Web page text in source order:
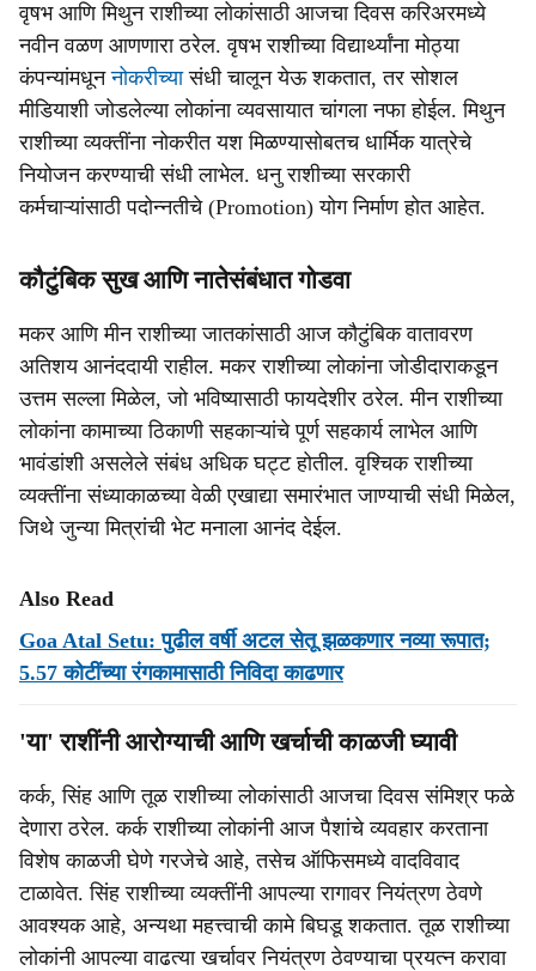
वृषभ आणि मिथुन राशीच्या लोकांसाठी आजचा दिवस करिअरमध्ये
नवीन वळण आणणारा ठरेल. वृषभ राशीच्या विद्यार्थ्यांना मोठ्या
कंपन्यांमधूननोकरीच्यासंधी चालून येऊ शकतात, तर सोशल
मीडियाशी जोडलेल्या लोकांना व्यवसायात चांगला नफा होईल. मिथुन
राशीच्या व्यक्तींना नोकरीत यश मिळण्यासोबतच धार्मिक यात्रेचे
नियोजन करण्याची संधी लाभेल. धनु राशीच्या सरकारी
कर्मचाऱ्यांसाठी पदोन्नतीचे (Promotion) योग निर्माण होत आहेत.
कौटुंबिक सुख आणि नातेसंबंधात गोडवा
मकर आणि मीन राशीच्या जातकांसाठी आज कौटुंबिक वातावरण
अतिशय आनंददायी राहील. मकर राशीच्या लोकांना जोडीदाराकडून
उत्तम सल्ला मिळेल, जो भविष्यासाठी फायदेशीर ठरेल. मीन राशीच्या
लोकांना कामाच्या ठिकाणी सहकाऱ्यांचे पूर्ण सहकार्य लाभेल आणि
भावंडांशी असलेले संबंध अधिक घट्ट होतील. वृश्चिक राशीच्या
व्यक्तींना संध्याकाळच्या वेळी एखाद्या समारंभात जाण्याची संधी मिळेल,
जिथे जुन्या मित्रांची भेट मनाला आनंद देईल.
Also Read
Goa Atal Setu: पुढील वर्षी अटल सेतू झळकणार नव्या रूपात;
5.57 कोटींच्या रंगकामासाठी निविदा काढणार
'या' राशींनी आरोग्याची आणि खर्चाची काळजी घ्यावी
कर्क, सिंह आणि तूळ राशीच्या लोकांसाठी आजचा दिवस संमिश्र फळे
देणारा ठरेल. कर्क राशीच्या लोकांनी आज पैशांचे व्यवहार करताना
विशेष काळजी घेणे गरजेचे आहे, तसेच ऑफिसमध्ये वादविवाद
टाळावेत. सिंह राशीच्या व्यक्तींनी आपल्या रागावर नियंत्रण ठेवणे
आवश्यक आहे, अन्यथा महत्त्वाची कामे बिघडू शकतात. तूळ राशीच्या
लोकांनी आपल्या वाढत्या खर्चावर नियंत्रण ठेवण्याचा प्रयत्न करावा